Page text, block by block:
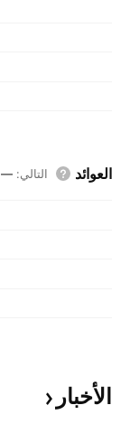
العوائد التالي:
—
الأخبار